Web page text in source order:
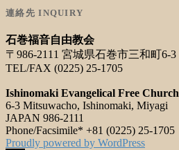
連絡先 INQUIRY
石巻福音自由教会
〒986-2111 宮城県石巻市三和町6-3
TEL/FAX (0225) 25-1705
Ishinomaki Evangelical Free Church
6-3 Mitsuwacho, Ishinomaki, Miyagi
JAPAN 986-2111
Phone/Facsimile* +81 (0225) 25-1705
Proudly powered by WordPress